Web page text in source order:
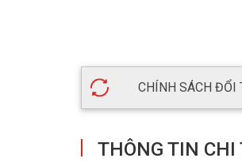
CHÍNH SÁCH ĐỔI
THÔNG TIN CHI